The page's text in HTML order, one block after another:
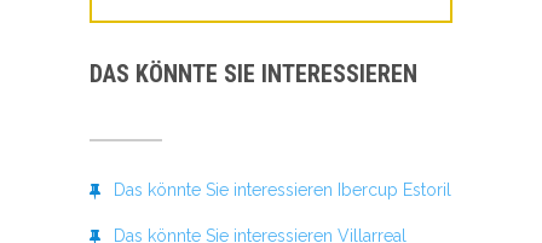
DAS KÖNNTE SIE INTERESSIEREN
Das könnte Sie interessieren Ibercup Estoril
Das könnte Sie interessieren Villarreal